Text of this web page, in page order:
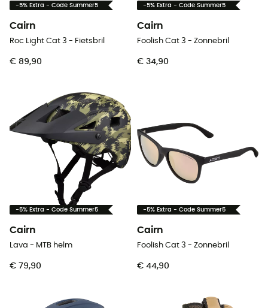
-5% Extra - Code Summer5
Cairn
Roc Light Cat 3 - Fietsbril
€ 89,90
-5% Extra - Code Summer5
Cairn
Foolish Cat 3 - Zonnebril
€ 34,90
-5% Extra - Code Summer5
Cairn
Lava - MTB helm
€ 79,90
-5% Extra - Code Summer5
Cairn
Foolish Cat 3 - Zonnebril
€ 44,90